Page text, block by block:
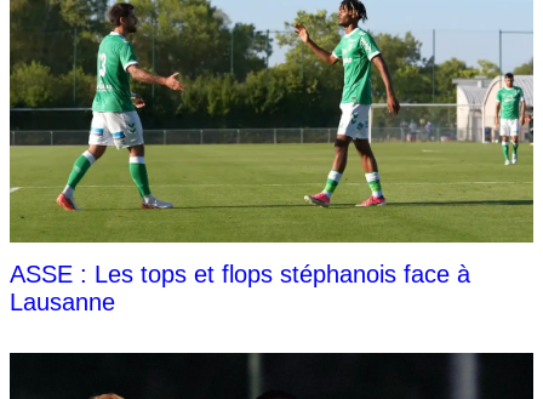
ASSE : Les tops et flops stéphanois face à
Lausanne